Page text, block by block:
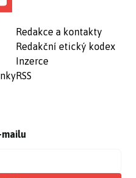
Redakce a kontakty
Redakční etický kodex
Inzerce
RSS